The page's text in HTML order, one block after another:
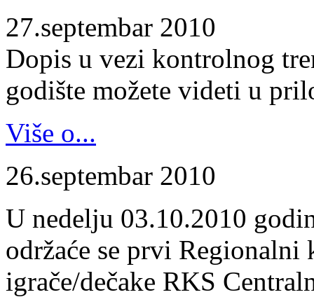
27.septembar 2010
Dopis u vezi kontrolnog
godište možete videti u
Više o...
26.septembar 2010
U nedelju 03.10.2010
održaće se prvi
igrače/dečake RKS